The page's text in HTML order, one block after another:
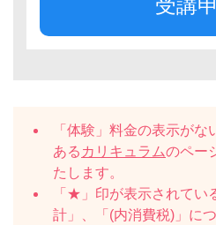
受講
「体験」料金の表示が
ある カリキュラムのペー
たします。
「★」印が表示されてい
計」、「(内消費税)」に